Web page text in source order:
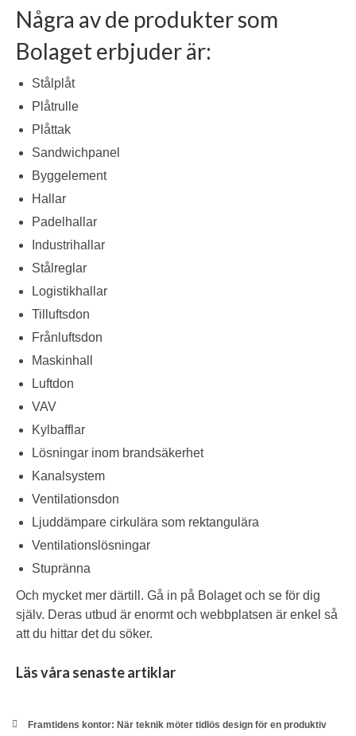
Några av de produkter som
Bolaget erbjuder är:
Stålplåt
Plåtrulle
Plåttak
Sandwichpanel
Byggelement
Hallar
Padelhallar
Industrihallar
Stålreglar
Logistikhallar
Tilluftsdon
Frånluftsdon
Maskinhall
Luftdon
VAV
Kylbafflar
Lösningar inom brandsäkerhet
Kanalsystem
Ventilationsdon
Ljuddämpare cirkulära som rektangulära
Ventilationslösningar
Stupränna
Och mycket mer därtill. Gå in på Bolaget och se för dig
själv. Deras utbud är enormt och webbplatsen är enkel så
att du hittar det du söker.
Läs våra senaste artiklar
Framtidens kontor: När teknik möter tidlös design för en produktiv